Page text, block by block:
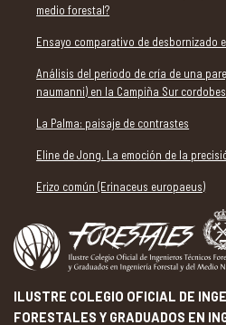
medio forestal?
Ensayo comparativo de desbornizado
Análisis del periodo de cría de una
naumanni) en la Campiña Sur
La Palma: paisaje de contrastes
Eline de Jong. La emoción de la
Erizo común (Erinaceus europaeus)
ILUSTRE COLEGIO OFICIAL DE
FORESTALES Y GRADUADOS EN